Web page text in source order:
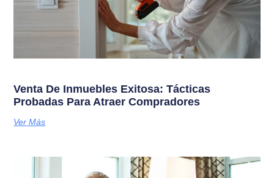
Venta De Inmuebles Exitosa: Tácticas
Probadas Para Atraer Compradores
Ver Más